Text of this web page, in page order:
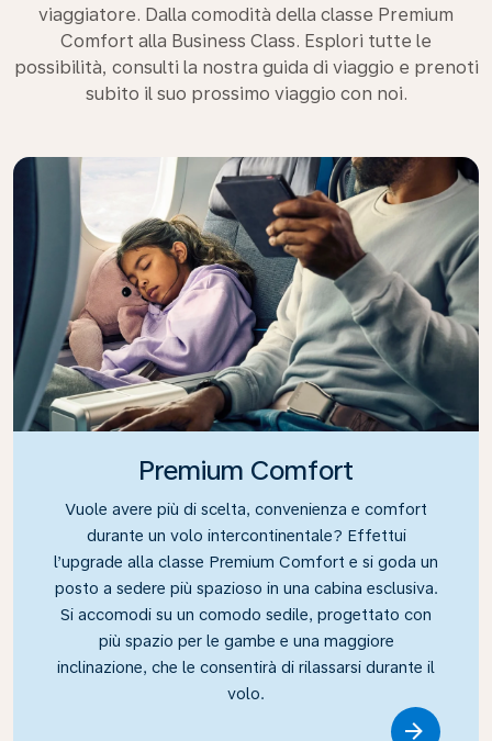
viaggiatore. Dalla comodità della classe Premium
Comfort alla Business Class. Esplori tutte le
possibilità, consulti la nostra guida di viaggio e prenoti
subito il suo prossimo viaggio con noi.
Premium Comfort
Vuole avere più di scelta, convenienza e comfort
durante un volo intercontinentale? Effettui
l’upgrade alla classe Premium Comfort e si goda un
posto a sedere più spazioso in una cabina esclusiva.
Si accomodi su un comodo sedile, progettato con
più spazio per le gambe e una maggiore
inclinazione, che le consentirà di rilassarsi durante il
volo.